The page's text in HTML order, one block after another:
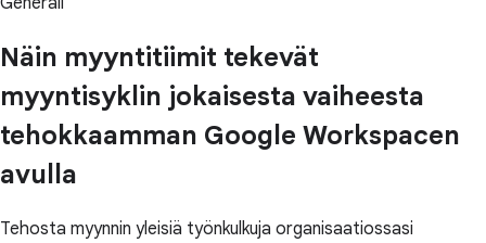
Näin myyntitiimit tekevät
myyntisyklin jokaisesta vaiheesta
tehokkaamman Google Workspacen
avulla
Tehosta myynnin yleisiä työnkulkuja organisaatiossasi